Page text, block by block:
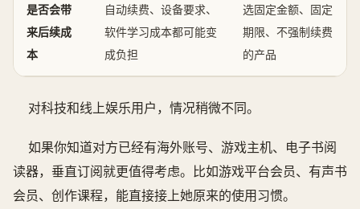
是否会带
来后续成
本
自动续费、设备要求、
软件学习成本都可能变
成负担
选固定金额、固定
期限、不强制续费
的产品
对科技和线上娱乐用户，情况稍微不同。
如果你知道对方已经有海外账号、游戏主机、电子书阅
读器，垂直订阅就更值得考虑。比如游戏平台会员、有声书
会员、创作课程，能直接接上她原来的使用习惯。